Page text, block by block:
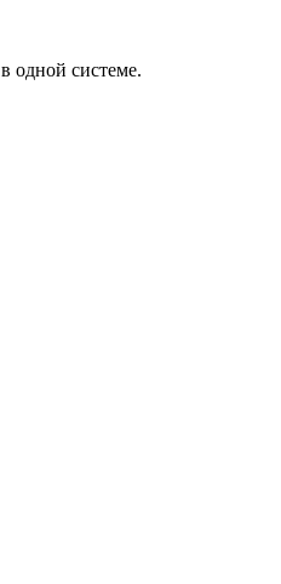
одной системе.